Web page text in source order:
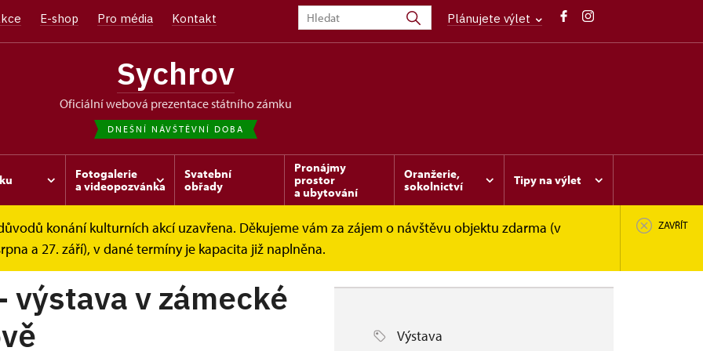
E-shop Pro média Kontakt Plánujete výlet
Sychrov
oficiální webová prezentace státního zámku
DNEŠNÍ NÁVŠTĚVNÍ DOBA
Fotogalerie
a videopozvánka
Svatební
obřady
Pronájmy
prostor
a ubytování
Oranžerie,
sokolnictví
Tipy na výlet
konání kulturních akcí uzavřena. Děkujeme vám za zájem o návštěvu objektu zdarma (v
a 27. září), v dané termíny je kapacita již naplněna.
ZAVŘÍT
v...
výstava v zámecké
Výstava